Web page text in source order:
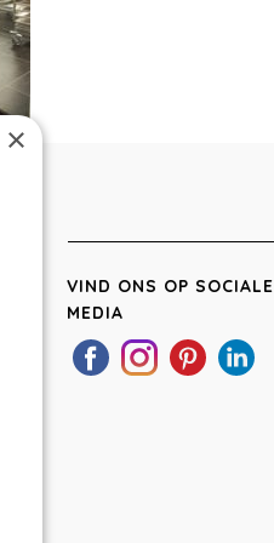
VIND ONS OP SOCIALE
MEDIA
×